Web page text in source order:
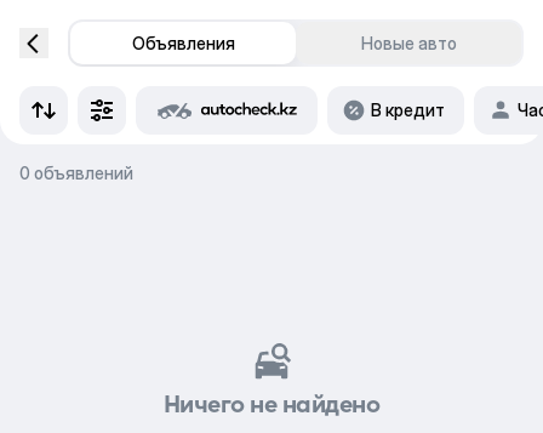
Объявления Новые авто
В кредит
0 объявлений
Ничего не найдено